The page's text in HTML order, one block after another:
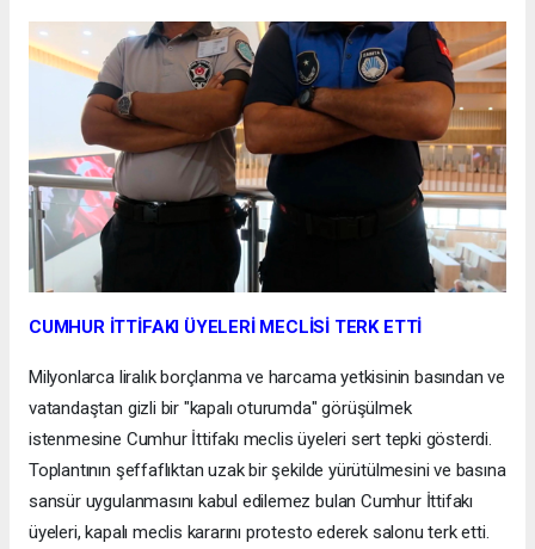
CUMHUR İTTİFAKI ÜYELERİ MECLİSİ TERK ETTİ
Milyonlarca liralık borçlanma ve harcama yetkisinin basından ve
vatandaştan gizli bir "kapalı oturumda" görüşülmek
istenmesine Cumhur İttifakı meclis üyeleri sert tepki gösterdi.
Toplantının şeffaflıktan uzak bir şekilde yürütülmesini ve basına
sansür uygulanmasını kabul edilemez bulan Cumhur İttifakı
üyeleri, kapalı meclis kararını protesto ederek salonu terk etti.